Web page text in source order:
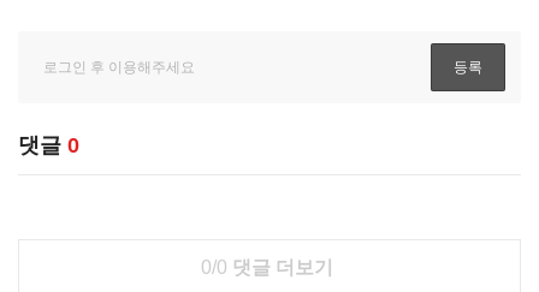
댓글 0
0/0 댓글 더보기